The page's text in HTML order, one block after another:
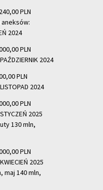
PLN
2024
PLN
2024
PLN
2024
PLN
2025
130 mln,
PLN
2025
maj 140 mln,